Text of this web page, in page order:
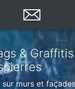
&
murs et